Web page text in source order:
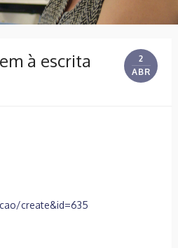
à escrita
2
ABR
create&id=635